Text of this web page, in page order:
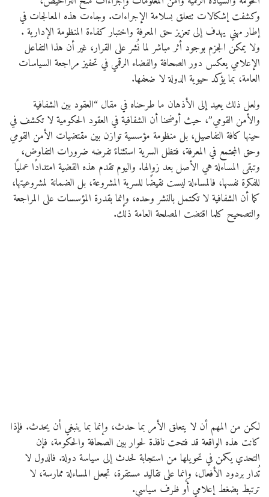
وكشفت إشكالات تتعلق بسلامة الإجراءات. وجاءت هذه المعالجات في
إطار مهني يهدف إلى تعزيز حق المعرفة واختبار كفاءة المنظومة الإدارية .
ولا يمكن الجزم بوجود أثر مباشر لما نُشر على القرار، غير أن هذا التفاعل
الإعلامي يعكس دور الصحافة والفضاء الرقمي في تحفيز مراجعة السياسات
العامة، بما يؤكد حيوية الدولة لا ضعفها.
ولعل ذلك يعيد إلى الأذهان ما طرحناه في مقال “العقود بين الشفافية
والأمن القومي”، حيث أوضحنا أن الشفافية في العقود الحكومية لا تكشف في
حينها كافة التفاصيل، بل منظومة مؤسسية توازن بين مقتضيات الأمن القومي
وحق المجتمع في المعرفة، فتظل السرية استثناءً تفرضه ضرورات التفاوض،
وتبقى المساءلة هي الأصل بعد زوالها. واليوم تقدم هذه القضية امتدادًا عمليًا
للفكرة نفسها، فالمساءلة ليست نقيضًا للسرية المشروعة، بل الضمانة لمشروعيتها،
كما أن الشفافية لا تكتمل بالنشر وحده، وإنما بقدرة المؤسسات على المراجعة
والتصحيح كلما اقتضت المصلحة العامة ذلك.
لكن من المهم أن لا يتعلق الأمر بما حدث، وإنما بما ينبغي أن يحدث. فإذا
كانت هذه الواقعة قد فتحت نافذة لحوار بين الصحافة والحكومة، فإن
التحدي يكمن في تحويلها من استجابة لحدث إلى سياسة دولة. فالدول لا
تُدار بردود الأفعال، وإنما على تقاليد مستقرة، تجعل المساءلة ممارسة، لا
ترتبط بضغط إعلامي أو ظرف سياسي.